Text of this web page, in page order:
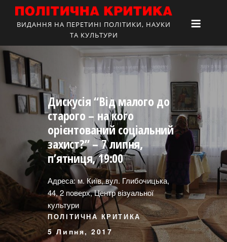
ВИДАННЯ НА ПЕРЕТИНІ ПОЛІТИКИ, НАУКИ
ТА КУЛЬТУРИ
Дискусія “Від малого до
старого – на кого
орієнтований соціальний
захист?” – 7 липня,
п’ятниця, 19:00
Адреса: м. Київ, вул. Глибочицька,
44, 2 поверх, Центр візуальної
культури
ПОЛІТИЧНА КРИТИКА
5 Липня, 2017